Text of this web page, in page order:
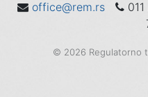
office@rem.rs
011
© 2026 Regulatorno